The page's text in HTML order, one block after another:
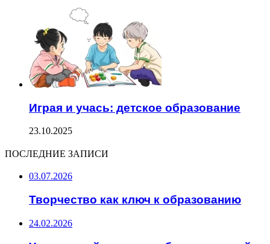
Играя и учась: детское образование
23.10.2025
ПОСЛЕДНИЕ ЗАПИСИ
03.07.2026
Творчество как ключ к образованию
24.02.2026